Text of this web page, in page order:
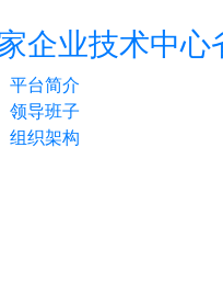
企业技术中心
平台简介
领导班子
组织架构